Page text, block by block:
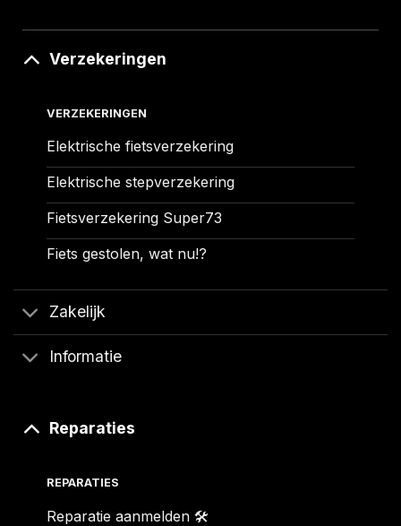
Verzekeringen
VERZEKERINGEN
Elektrische fietsverzekering
Elektrische stepverzekering
Fietsverzekering Super73
Fiets gestolen, wat nu!?
Zakelijk
Informatie
Reparaties
REPARATIES
Reparatie aanmelden 🛠️